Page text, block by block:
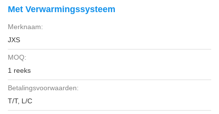
Met Verwarmingssysteem
Merknaam:
JXS
MOQ:
1 reeks
Betalingsvoorwaarden:
T/T, L/C